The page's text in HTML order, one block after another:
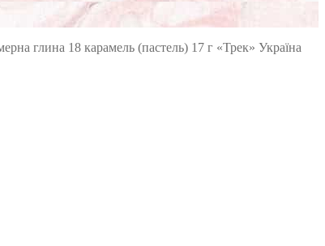
глина 18 карамель (пастель) 17 г «Трек» Україна